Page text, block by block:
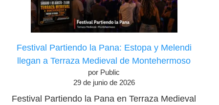
Festival Partiendo la Pana: Estopa y Melendi
llegan a Terraza Medieval de Montehermoso
por Public
29 de junio de 2026
Festival Partiendo la Pana en Terraza Medieval